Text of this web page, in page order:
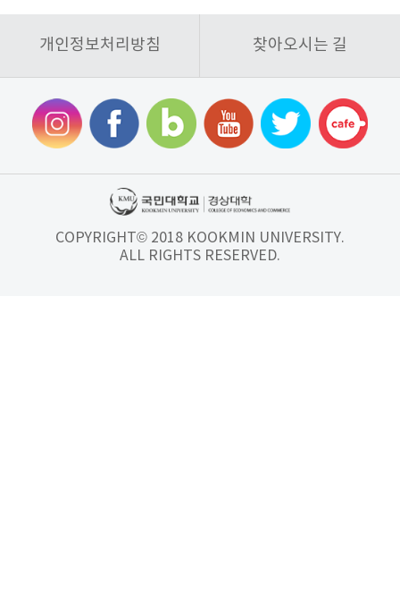
개인정보처리방침 찾아오시는 길
COPYRIGHT© 2018 KOOKMIN UNIVERSITY.
ALL RIGHTS RESERVED.